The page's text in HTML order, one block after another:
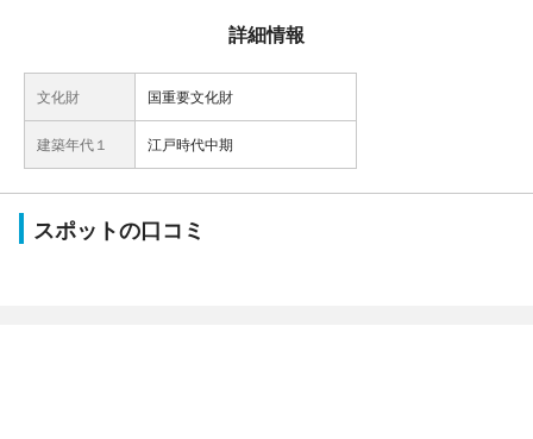
詳細情報
文化財 国重要文化財
建築年代１ 江戸時代中期
スポットの口コミ